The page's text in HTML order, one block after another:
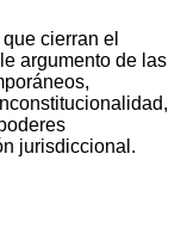
cierran el
argumento de las
jurisdiccional.